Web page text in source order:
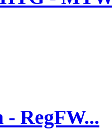
- RegFW...